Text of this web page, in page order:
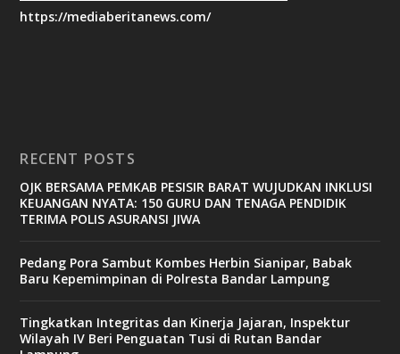
https://mediaberitanews.com/
RECENT POSTS
OJK BERSAMA PEMKAB PESISIR BARAT WUJUDKAN INKLUSI
KEUANGAN NYATA: 150 GURU DAN TENAGA PENDIDIK
TERIMA POLIS ASURANSI JIWA
Pedang Pora Sambut Kombes Herbin Sianipar, Babak
Baru Kepemimpinan di Polresta Bandar Lampung
Tingkatkan Integritas dan Kinerja Jajaran, Inspektur
Wilayah IV Beri Penguatan Tusi di Rutan Bandar